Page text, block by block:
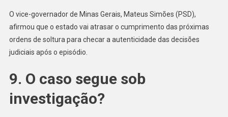
O vice-governador de Minas Gerais, Mateus Simões (PSD),
afirmou que o estado vai atrasar o cumprimento das próximas
ordens de soltura para checar a autenticidade das decisões
judiciais após o episódio.
9. O caso segue sob
investigação?